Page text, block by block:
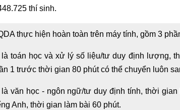
thí sinh.
thực hiện hoàn toàn trên máy tính, gồm 3
là toán học và xử lý số liệu/tư duy định lượng,
1 trước thời gian 80 phút có thể chuyển luôn
là văn học - ngôn ngữ/tư duy định tính, thời
Anh, thời gian làm bài 60 phút.